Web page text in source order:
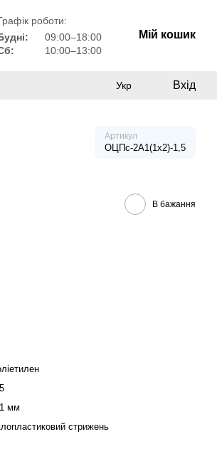
роботи:
09:00–18:00
10:00–13:00
Мій кошик
Укр Вхід
Артикул
ОЦПс-2А1(1х2)-1,5
В бажання
мм
стрижень